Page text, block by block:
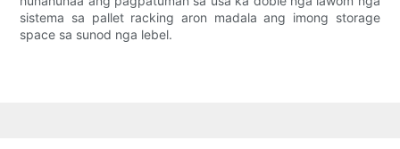
sistema sa pallet racking aron madala ang imong storage
space sa sunod nga lebel.